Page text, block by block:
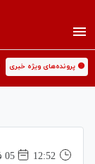
🟡 پرونده‌های ویژه خبری
12:52
05 فروردين 1405